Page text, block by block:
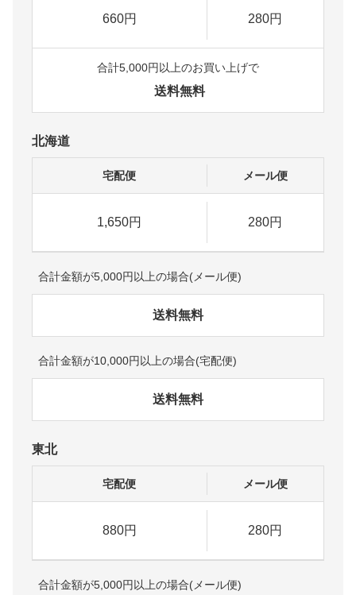
660円 280円
合計5,000円以上のお買い上げで
送料無料
北海道
宅配便 メール便
1,650円 280円
合計金額が5,000円以上の場合(メール便)
送料無料
合計金額が10,000円以上の場合(宅配便)
送料無料
東北
宅配便 メール便
880円 280円
合計金額が5,000円以上の場合(メール便)